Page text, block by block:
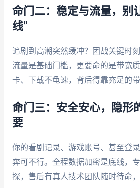
命门二：稳定与流量，别
线”
追剧到高潮突然缓冲？团战关键时
流量是基础门槛，更要命的是带宽
卡、下载不龟速，背后得靠充足的带
命门三：安全安心，隐形
要
你的看剧记录、游戏账号、甚至登
奔可不行。全程数据加密是底线，
探，售后有真人技术团队随时待命，